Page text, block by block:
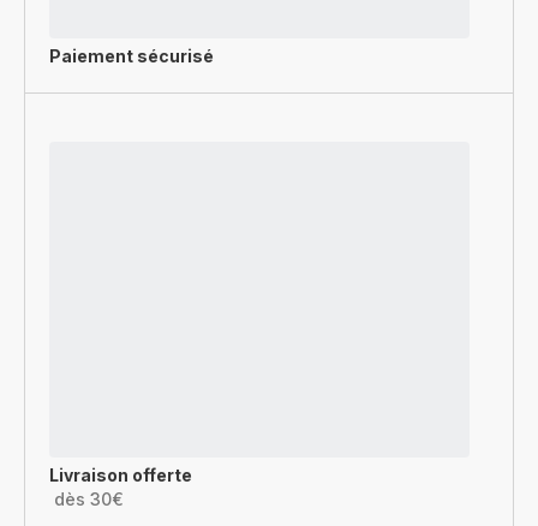
Paiement sécurisé
Livraison offerte
dès 30€